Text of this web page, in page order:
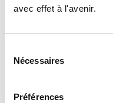
avec effet à l'avenir.
Nécessaires
Préférences